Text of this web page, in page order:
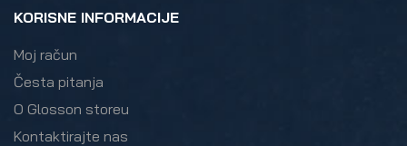
KORISNE INFORMACIJE
Moj račun
Česta pitanja
O Glosson storeu
Kontaktirajte nas